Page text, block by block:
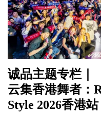
诚品主题专栏｜
云集香港舞者：
Style 2026香港站